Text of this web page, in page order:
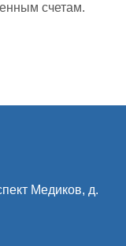
счетам.
Медиков, д.